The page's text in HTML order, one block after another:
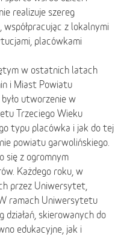
realizuje szereg
z lokalnymi
placówkami
w ostatnich latach
i Miast Powiatu
utworzenie w
Trzeciego Wieku
typu placówka i jak do tej
powiatu garwolińskiego.
się z ogromnym
Każdego roku, w
przez Uniwersytet,
ramach Uniwersytetu
działań, skierowanych do
edukacyjne, jak i